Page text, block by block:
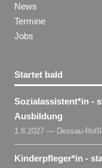
News
Termine
Jobs
Startet bald
Sozialassistent​*in -
Ausbildung
1.8.2027 — Dessau-
Kinderpfleger​*in -